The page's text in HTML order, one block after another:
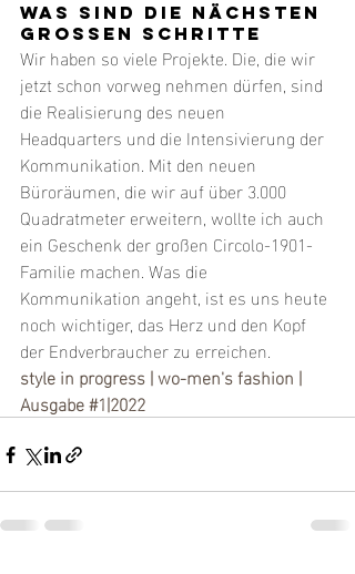
WAS SIND DIE NÄCHSTEN
GROSSEN SCHRITTE
Wir haben so viele Projekte. Die, die wir
jetzt schon vorweg nehmen dürfen, sind
die Realisierung des neuen
Headquarters und die Intensivierung der
Kommunikation. Mit den neuen
Büroräumen, die wir auf über 3.000
Quadratmeter erweitern, wollte ich auch
ein Geschenk der großen Circolo-1901-
Familie machen. Was die
Kommunikation angeht, ist es uns heute
noch wichtiger, das Herz und den Kopf
der Endverbraucher zu erreichen.
style in progress | wo-men's fashion |
Ausgabe #1|2022